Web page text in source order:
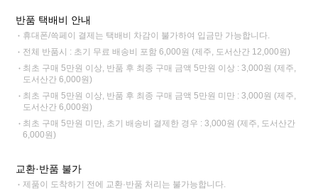
반품 택배비 안내
휴대폰/쓱페이 결제는 택배비 차감이 불가하여 입금만 가능합니다.
전체 반품시 : 초기 무료 배송비 포함 6,000원 (제주, 도서산간 12,000원)
최초 구매 5만원 이상, 반품 후 최종 구매 금액 5만원 이상 : 3,000원 (제주,
도서산간 6,000원)
최초 구매 5만원 이상, 반품 후 최종 구매 금액 5만원 미만 : 3,000원 (제주,
도서산간 6,000원)
최초 구매 5만원 미만, 초기 배송비 결제한 경우 : 3,000원 (제주, 도서산간
6,000원)
교환·반품 불가
제품이 도착하기 전에 교환·반품 처리는 불가능합니다.